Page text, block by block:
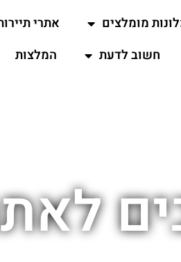
מומלצים
אתרי
חשוב לדעת המלצות